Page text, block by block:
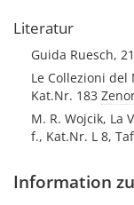
Literatur
Guida Ruesch,
Le Collezioni del
Kat.Nr. 183
M. R. Wojcik, La
f., Kat.Nr. L 8,
Information